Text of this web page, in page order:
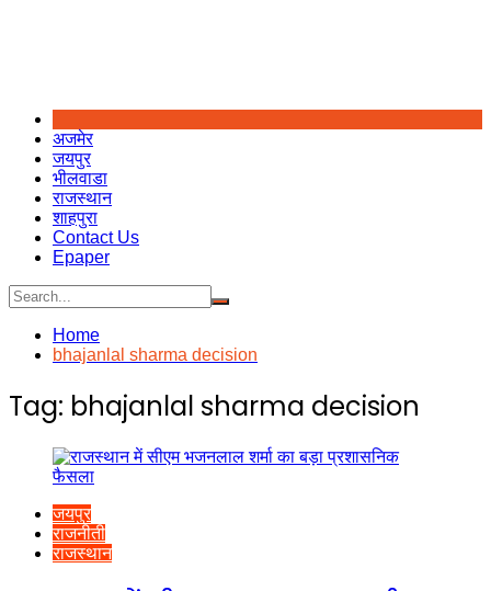
अजमेर
जयपुर
भीलवाडा
राजस्थान
शाहपुरा
Contact Us
Epaper
Home
bhajanlal sharma decision
Tag: bhajanlal sharma decision
जयपुर
राजनीती
राजस्थान